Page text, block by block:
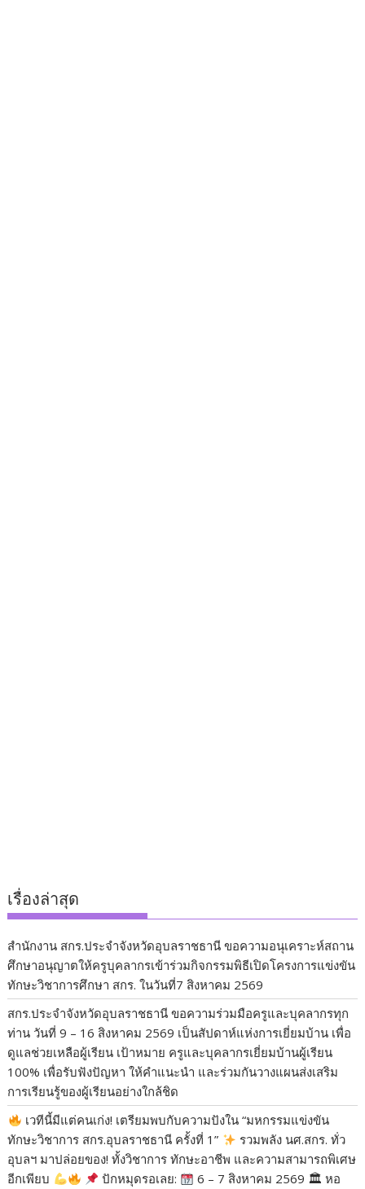
เรื่องล่าสุด
สำนักงาน สกร.ประจำจังหวัดอุบลราชธานี ขอความอนุเคราะห์สถาน
ศึกษาอนุญาตให้ครูบุคลากรเข้าร่วมกิจกรรมพิธีเปิดโครงการแข่งขัน
ทักษะวิชาการศึกษา สกร. ในวันที่7 สิงหาคม 2569
สกร.ประจำจังหวัดอุบลราชธานี ขอความร่วมมือครูและบุคลากรทุก
ท่าน วันที่ 9 – 16 สิงหาคม 2569 เป็นสัปดาห์แห่งการเยี่ยมบ้าน เพื่อ
ดูแลช่วยเหลือผู้เรียน เป้าหมาย ครูและบุคลากรเยี่ยมบ้านผู้เรียน
100% เพื่อรับฟังปัญหา ให้คำแนะนำ และร่วมกันวางแผนส่งเสริม
การเรียนรู้ของผู้เรียนอย่างใกล้ชิด
เวทีนี้มีแต่คนเก่ง! เตรียมพบกับความปังใน “มหกรรมแข่งขัน
ทักษะวิชาการ สกร.อุบลราชธานี ครั้งที่ 1”
​รวมพลัง นศ.สกร. ทั่ว
อุบลฯ มาปล่อยของ! ทั้งวิชาการ ทักษะอาชีพ และความสามารถพิเศษ
อีกเพียบ
ปักหมุดรอเลย:
6 – 7 สิงหาคม 2569 🏛 หอ